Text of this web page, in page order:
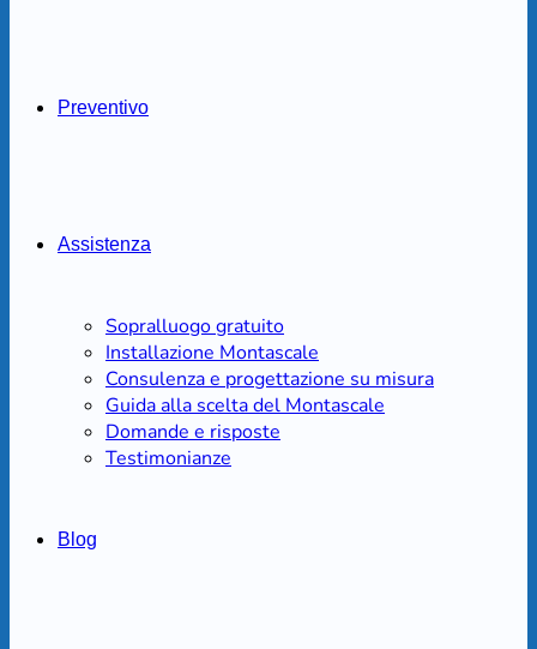
Preventivo
Assistenza
Sopralluogo gratuito
Installazione Montascale
Consulenza e progettazione su misura
Guida alla scelta del Montascale
Domande e risposte
Testimonianze
Blog